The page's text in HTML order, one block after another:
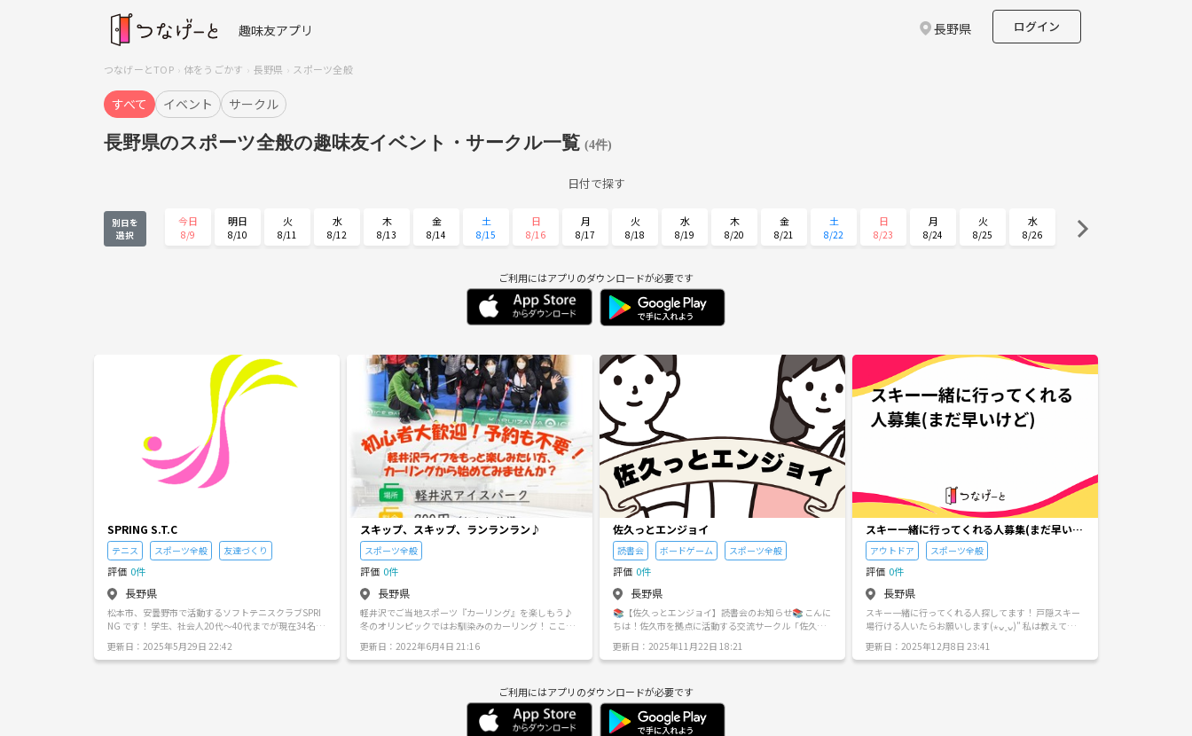
趣味友アプリ 長野県 ログイン
つなげーとTOP 体をうごかす 長野県 スポーツ全般
すべて イベント サークル
長野県のスポーツ全般の趣味友イベント・サークル一覧 (4件)
日付で探す
別日を
選択
今日
8/9
明日
8/10
火
8/11
水
8/12
木
8/13
金
8/14
土
8/15
日
8/16
月
8/17
火
8/18
水
8/19
木
8/20
金
8/21
土
8/22
日
8/23
月
8/24
火
8/25
水
8/26
9/3 9/4 9/5 9/6
ご利用にはアプリのダウンロードが必要です
SPRING S.T.C
テニス スポーツ全般 友達づくり
評価 0件
長野県
松本市、安曇野市で活動するソフトテニスクラブSPRI
NG です！ 学生、社会人20代～40代までが現在34名所
や、運動不足の方 ブランクあり久しぶりにテニスがや
りたい方是非とも参加お待ちしております！ テニスだ
更新日：2025年5月29日 22:42
スキップ、スキップ、ランランラン♪
スポーツ全般
評価 0件
長野県
軽井沢でご当地スポーツ『カーリング』を楽しもう♪
冬のオリンピックではお馴染みのカーリング！ ここ軽
は移住組が多いのが特徴です！新しい土地での友達作
りや情報収集の場としても人気です♪ １．心から楽し
を落とせます ３．健康管理、楽しく運動 ４．氷上のチ
ェスです！脳を活性化させられます！ ５．スポーツを
している人は仕事でもイキイキしています ６．同じ趣
味で仲間とつながろう ７．体験の食わず嫌いしていま
更新日：2022年6月4日 21:16
佐久っとエンジョイ
読書会 ボードゲーム スポーツ全般
評価 0件
長野県
📚【佐久っとエンジョイ】読書会のお知らせ📚 こんに
ちは！佐久市を拠点に活動する交流サークル「佐久っ
て、「読書会」を開催します！ 本が好きな方や、これ
から読書を始めてみたい方、どなたでも大歓迎✨ 気軽
開催概要 日時: いずれかの土日14:00～17:00 場所: 佐
久市内のカフェまたは公共施設（詳細は参加者にお知
らせします） 参加費: 500円（会場費・飲み物代） ◆読
書会の内容 お好きな本を1冊お持ちください！ （ジャ
更新日：2025年11月22日 18:21
スキー一緒に行ってくれる人募集(まだ早いけ
ど)
アウトドア スポーツ全般
評価 0件
長野県
スキー一緒に行ってくれる人探してます！ 戸隠スキー
場行ける人いたらお願いします(⋆ᴗ͈ˬᴗ͈)” 私は教えてもら
いです
更新日：2025年12月8日 23:41
ご利用にはアプリのダウンロードが必要です